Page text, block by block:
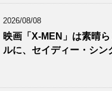
2026/08/08
映画「X-MEN」は素晴
ルに、セイディー・シン